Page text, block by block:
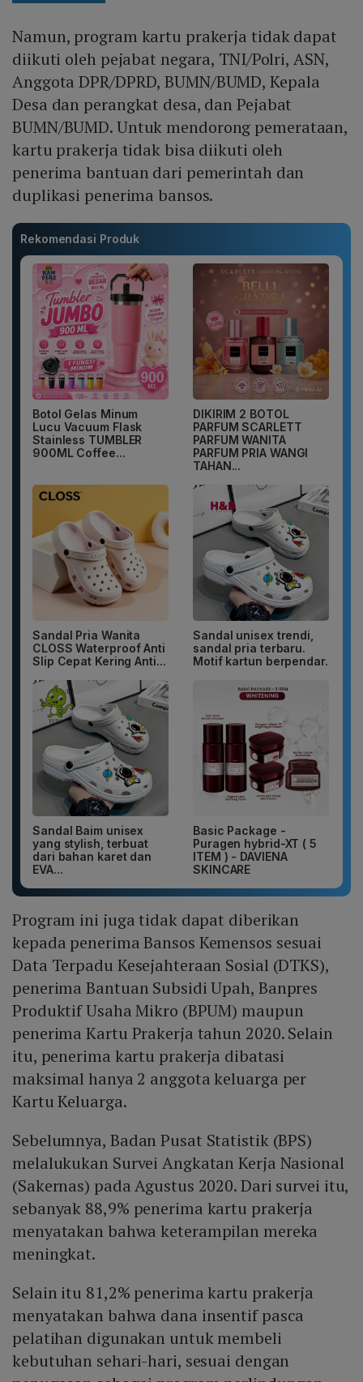
Namun, program kartu prakerja tidak dapat
diikuti oleh pejabat negara, TNI/Polri, ASN,
Anggota DPR/DPRD, BUMN/BUMD, Kepala
Desa dan perangkat desa, dan Pejabat
BUMN/BUMD. Untuk mendorong pemerataan,
kartu prakerja tidak bisa diikuti oleh
penerima bantuan dari pemerintah dan
duplikasi penerima bansos.
Rekomendasi Produk
Botol Gelas Minum
Lucu Vacuum Flask
Stainless TUMBLER
900ML Coffee...
DIKIRIM 2 BOTOL
PARFUM SCARLETT
PARFUM WANITA
PARFUM PRIA WANGI
TAHAN...
Sandal Pria Wanita
CLOSS Waterproof Anti
Slip Cepat Kering Anti...
Sandal unisex trendi,
sandal pria terbaru.
Motif kartun berpendar.
Sandal Baim unisex
yang stylish, terbuat
dari bahan karet dan
EVA...
Basic Package -
Puragen hybrid-XT ( 5
ITEM ) - DAVIENA
SKINCARE
Program ini juga tidak dapat diberikan
kepada penerima Bansos Kemensos sesuai
Data Terpadu Kesejahteraan Sosial (DTKS),
penerima Bantuan Subsidi Upah, Banpres
Produktif Usaha Mikro (BPUM) maupun
penerima Kartu Prakerja tahun 2020. Selain
itu, penerima kartu prakerja dibatasi
maksimal hanya 2 anggota keluarga per
Kartu Keluarga.
Sebelumnya, Badan Pusat Statistik (BPS)
melalukukan Survei Angkatan Kerja Nasional
(Sakernas) pada Agustus 2020. Dari survei itu,
sebanyak 88,9% penerima kartu prakerja
menyatakan bahwa keterampilan mereka
meningkat.
Selain itu 81,2% penerima kartu prakerja
menyatakan bahwa dana insentif pasca
pelatihan digunakan untuk membeli
kebutuhan sehari-hari, sesuai dengan